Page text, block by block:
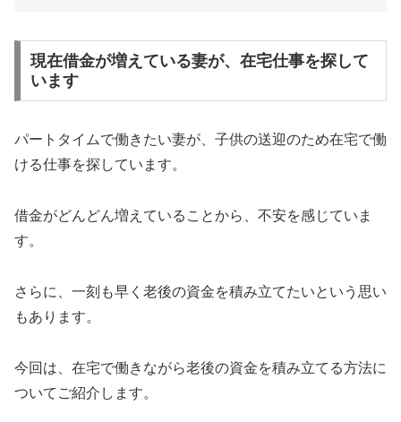
現在借金が増えている妻が、在宅仕事を探して
います
パートタイムで働きたい妻が、子供の送迎のため在宅で働
ける仕事を探しています。
借金がどんどん増えていることから、不安を感じていま
す。
さらに、一刻も早く老後の資金を積み立てたいという思い
もあります。
今回は、在宅で働きながら老後の資金を積み立てる方法に
ついてご紹介します。